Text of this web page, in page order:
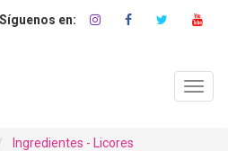
Ingredientes - Licores